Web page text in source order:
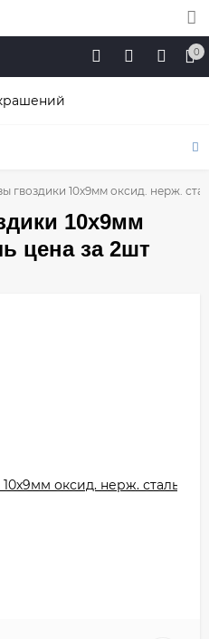
0
гвоздики 10х9мм оксид. нерж.
10х9мм
цена за 2шт